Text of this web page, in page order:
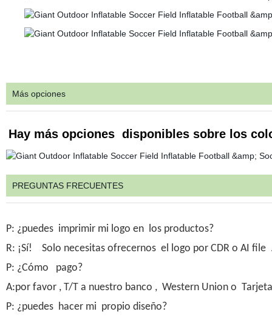
Más opciones
Hay más opciones disponibles sobre los
PREGUNTAS FRECUENTES
P: ¿puedes imprimir mi logo en los productos?
R: ¡Sí! Solo necesitas ofrecernos el logo por CDR o AI file
P: ¿Cómo pago?
A:por favor , T/T a nuestro banco , Western Union o
P: ¿puedes hacer mi propio diseño?